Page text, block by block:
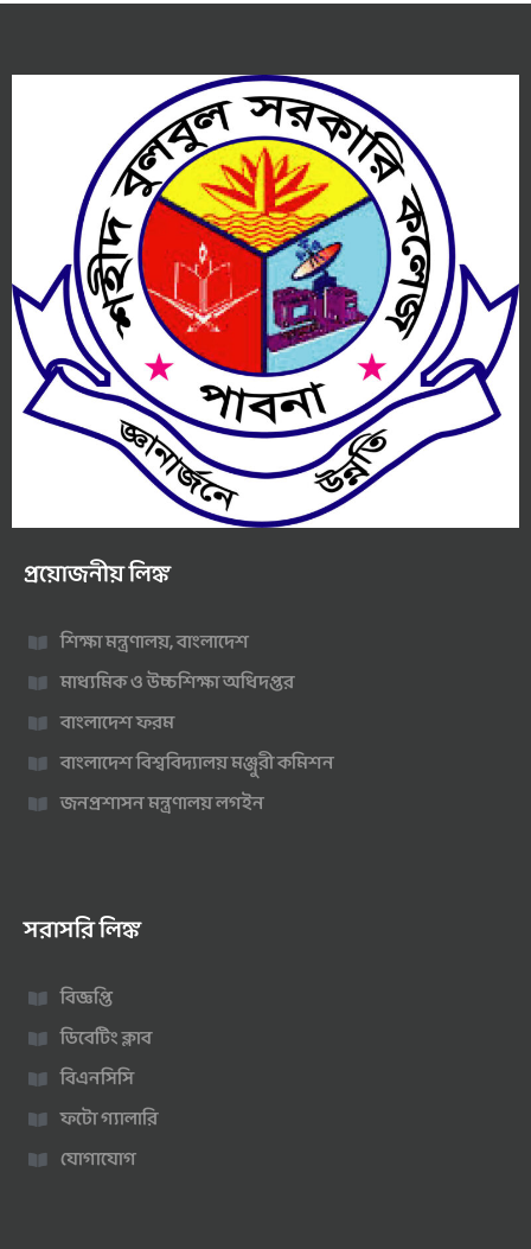
প্রয়োজনীয় লিঙ্ক
শিক্ষা মন্ত্রণালয়, বাংলাদেশ
মাধ্যমিক ও উচ্চশিক্ষা অধিদপ্তর
বাংলাদেশ ফরম
বাংলাদেশ বিশ্ববিদ্যালয় মঞ্জুরী কমিশন
জনপ্রশাসন মন্ত্রণালয় লগইন
সরাসরি লিঙ্ক
বিজ্ঞপ্তি
ডিবেটিং ক্লাব
বিএনসিসি
ফটো গ্যালারি
যোগাযোগ